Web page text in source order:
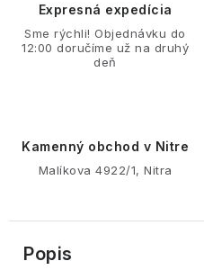
Expresná expedícia
Sme rýchli! Objednávku do
12:00 doručíme už na druhý
deň
Kamenný obchod v Nitre
Malíkova 4922/1, Nitra
Popis